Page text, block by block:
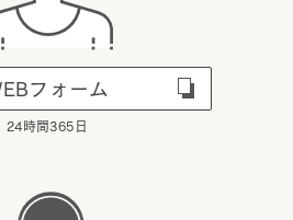
フォーム
24時間365日